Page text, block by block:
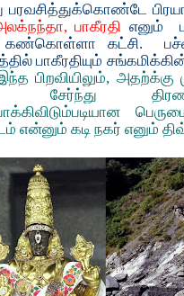
பரவசித்துக்கொண்டே
பாகீரதி எனும்
கண்கொள்ளா கட்சி.
பாகீரதியும்
பிறவியிலும், அதற்க்கு
சேர்ந்து
கடி நகர் எனும்